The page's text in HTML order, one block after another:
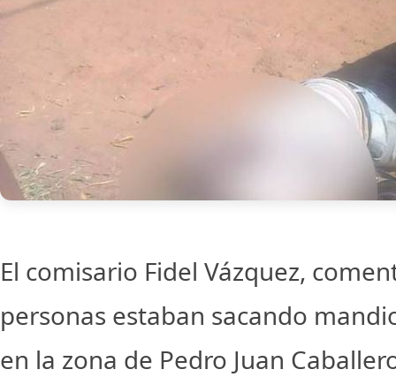
El comisario Fidel Vázquez,
personas estaban sacando
en la zona de Pedro Juan